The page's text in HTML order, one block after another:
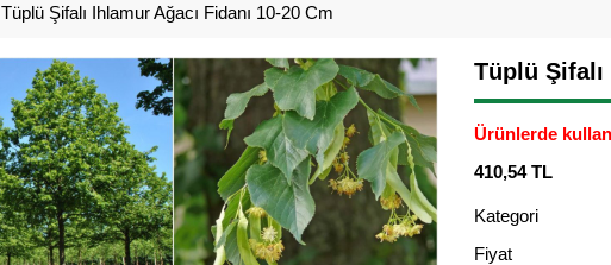
Tüplü Şifalı Ihlamur Ağacı Fidanı 10-20 Cm
Tüplü Şifalı
Ürünlerde
410,54 TL
Kategori
Fiyat